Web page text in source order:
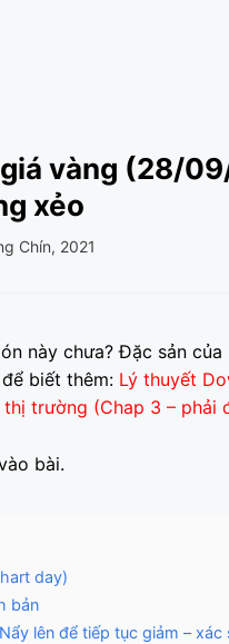
vàng (28/
xẻo
Chín, 2021
này chưa? Đặc sản
biết thêm: Lý thuyết
trường (Chap 3 – phải
bài.
day)
bản
lên để tiếp tục giảm – xác